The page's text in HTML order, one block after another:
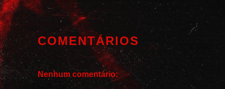
COMENTÁRIOS
Nenhum comentário: